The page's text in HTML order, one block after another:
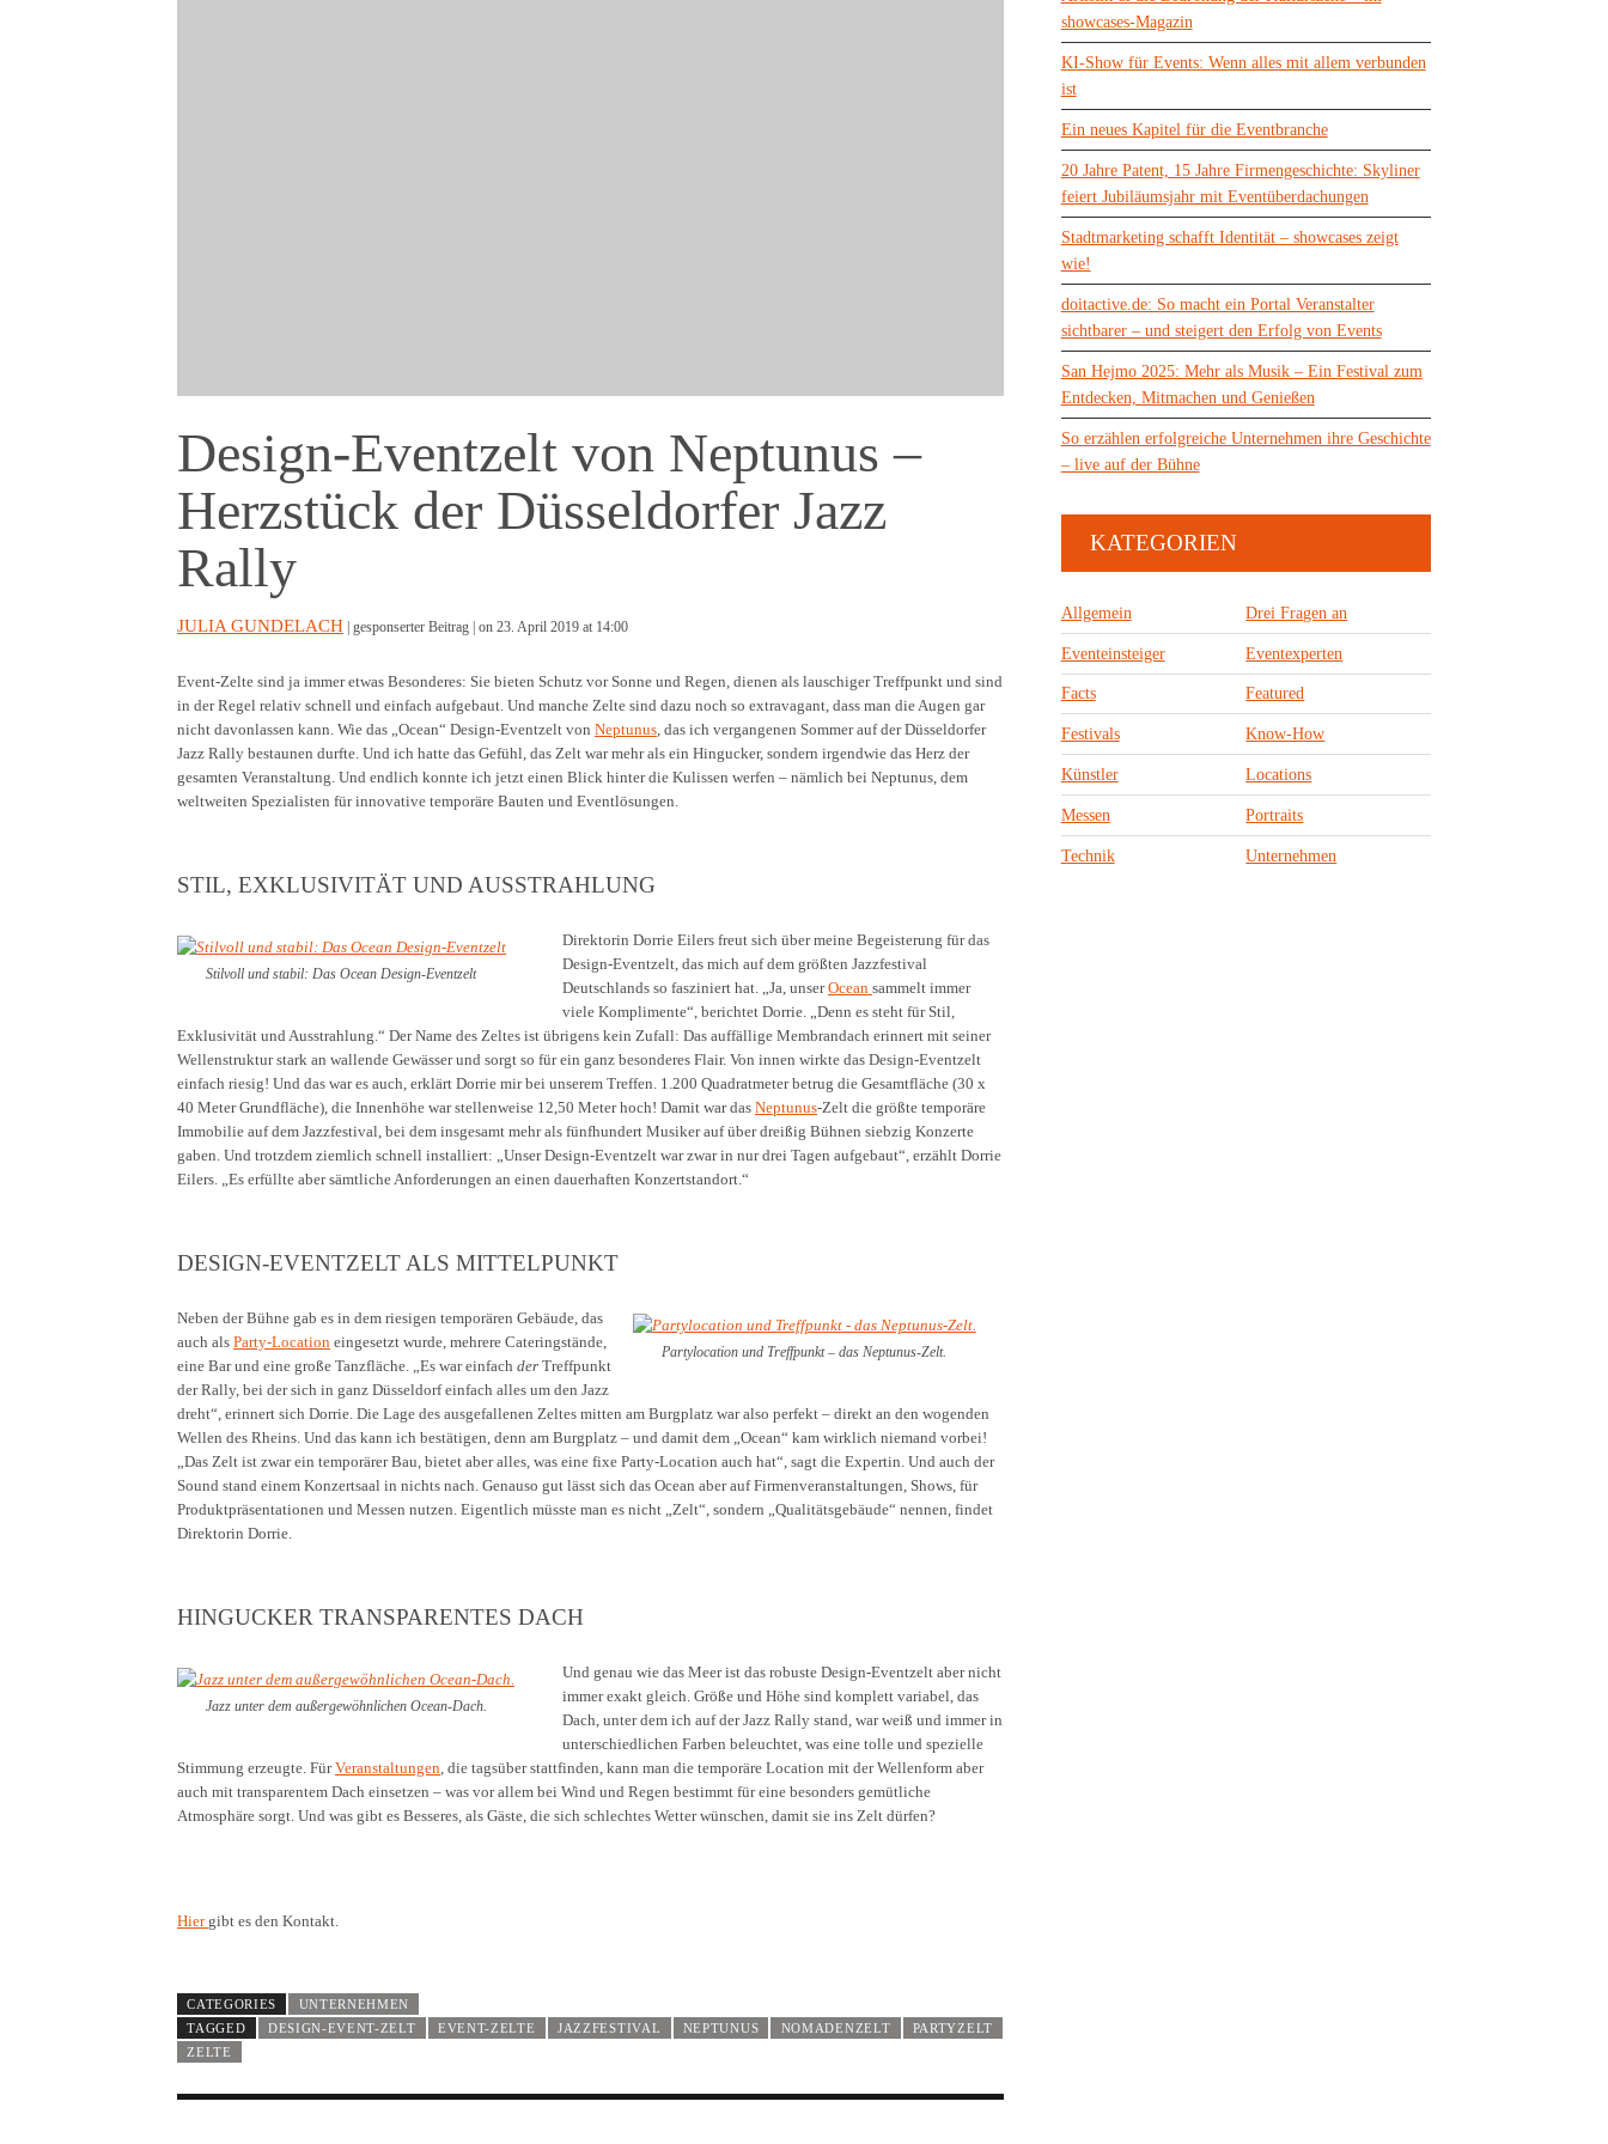
Design-Eventzelt von Neptunus –
Herzstück der Düsseldorfer Jazz
Rally
JULIA GUNDELACH | gesponserter Beitrag | on 23. April 2019 at 14:00
Event-Zelte sind ja immer etwas Besonderes: Sie bieten Schutz vor Sonne und Regen, dienen als lauschiger Treffpunkt und sind
in der Regel relativ schnell und einfach aufgebaut. Und manche Zelte sind dazu noch so extravagant, dass man die Augen gar
nicht davonlassen kann. Wie das „Ocean“ Design-Eventzelt von Neptunus , das ich vergangenen Sommer auf der Düsseldorfer
Jazz Rally bestaunen durfte. Und ich hatte das Gefühl, das Zelt war mehr als ein Hingucker, sondern irgendwie das Herz der
gesamten Veranstaltung. Und endlich konnte ich jetzt einen Blick hinter die Kulissen werfen – nämlich bei Neptunus, dem
weltweiten Spezialisten für innovative temporäre Bauten und Eventlösungen.
STIL, EXKLUSIVITÄT UND AUSSTRAHLUNG
Stilvoll und stabil: Das Ocean Design-Eventzelt
Direktorin Dorrie Eilers freut sich über meine Begeisterung für das
Design-Eventzelt, das mich auf dem größten Jazzfestival
Deutschlands so fasziniert hat. „Ja, unserOcean sammelt immer
viele Komplimente“, berichtet Dorrie. „Denn es steht für Stil,
Exklusivität und Ausstrahlung.“ Der Name des Zeltes ist übrigens kein Zufall: Das auffällige Membrandach erinnert mit seiner
Wellenstruktur stark an wallende Gewässer und sorgt so für ein ganz besonderes Flair. Von innen wirkte das Design-Eventzelt
einfach riesig! Und das war es auch, erklärt Dorrie mir bei unserem Treffen. 1.200 Quadratmeter betrug die Gesamtfläche (30 x
40 Meter Grundfläche), die Innenhöhe war stellenweise 12,50 Meter hoch! Damit war das Neptunus-Zelt die größte temporäre
Immobilie auf dem Jazzfestival, bei dem insgesamt mehr als fünfhundert Musiker auf über dreißig Bühnen siebzig Konzerte
gaben. Und trotzdem ziemlich schnell installiert: „Unser Design-Eventzelt war zwar in nur drei Tagen aufgebaut“, erzählt Dorrie
Eilers. „Es erfüllte aber sämtliche Anforderungen an einen dauerhaften Konzertstandort.“
DESIGN-EVENTZELT ALS MITTELPUNKT
Partylocation und Treffpunkt – das Neptunus-Zelt.
Neben der Bühne gab es in dem riesigen temporären Gebäude, das
auch als Party-Location eingesetzt wurde, mehrere Cateringstände,
eine Bar und eine große Tanzfläche. „Es war einfach der Treffpunkt
der Rally, bei der sich in ganz Düsseldorf einfach alles um den Jazz
dreht“, erinnert sich Dorrie. Die Lage des ausgefallenen Zeltes mitten am Burgplatz war also perfekt – direkt an den wogenden
Wellen des Rheins. Und das kann ich bestätigen, denn am Burgplatz – und damit dem „Ocean“ kam wirklich niemand vorbei!
„Das Zelt ist zwar ein temporärer Bau, bietet aber alles, was eine fixe Party-Location auch hat“, sagt die Expertin. Und auch der
Sound stand einem Konzertsaal in nichts nach. Genauso gut lässt sich das Ocean aber auf Firmenveranstaltungen, Shows, für
Produktpräsentationen und Messen nutzen. Eigentlich müsste man es nicht „Zelt“, sondern „Qualitätsgebäude“ nennen, findet
Direktorin Dorrie.
HINGUCKER TRANSPARENTES DACH
Jazz unter dem außergewöhnlichen Ocean-Dach.
Und genau wie das Meer ist das robuste Design-Eventzelt aber nicht
immer exakt gleich. Größe und Höhe sind komplett variabel, das
Dach, unter dem ich auf der Jazz Rally stand, war weiß und immer in
unterschiedlichen Farben beleuchtet, was eine tolle und spezielle
Stimmung erzeugte. FürVeranstaltungen , die tagsüber stattfinden, kann man die temporäre Location mit der Wellenform aber
auch mit transparentem Dach einsetzen – was vor allem bei Wind und Regen bestimmt für eine besonders gemütliche
Atmosphäre sorgt. Und was gibt es Besseres, als Gäste, die sich schlechtes Wetter wünschen, damit sie ins Zelt dürfen?
Hiergibt es den Kontakt.
CATEGORIES
UNTERNEHMEN
TAGGED
DESIGN-EVENT-ZELT EVENT-ZELTE JAZZFESTIVAL NEPTUNUS NOMADENZELT
PARTYZELT
ZELTE
showcases-Magazin
KI-Show für Events: Wenn alles mit allem verbunden
ist
Ein neues Kapitel für die Eventbranche
20 Jahre Patent, 15 Jahre Firmengeschichte: Skyliner
feiert Jubiläumsjahr mit Eventüberdachungen
Stadtmarketing schafft Identität – showcases zeigt
wie!
doitactive.de: So macht ein Portal Veranstalter
sichtbarer – und steigert den Erfolg von Events
San Hejmo 2025: Mehr als Musik – Ein Festival zum
Entdecken, Mitmachen und Genießen
So erzählen erfolgreiche Unternehmen ihre Geschichte
– live auf der Bühne
KATEGORIEN
Allgemein Drei Fragen an
Eventeinsteiger Eventexperten
Facts Featured
Festivals Know-How
Künstler Locations
Messen Portraits
Technik Unternehmen